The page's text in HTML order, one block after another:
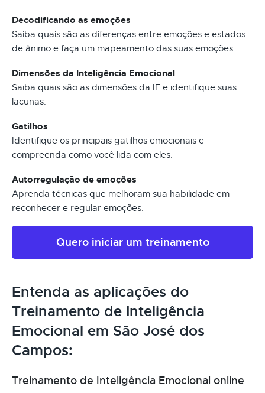
Decodificando as emoções
Saiba quais são as diferenças entre emoções e estados
de ânimo e faça um mapeamento das suas emoções.
Dimensões da Inteligência Emocional
Saiba quais são as dimensões da IE e identifique suas
lacunas.
Gatilhos
Identifique os principais gatilhos emocionais e
compreenda como você lida com eles.
Autorregulação de emoções
Aprenda técnicas que melhoram sua habilidade em
reconhecer e regular emoções.
Quero iniciar um treinamento
Entenda as aplicações do
Treinamento de Inteligência
Emocional em São José dos
Campos:
Treinamento de Inteligência Emocional online